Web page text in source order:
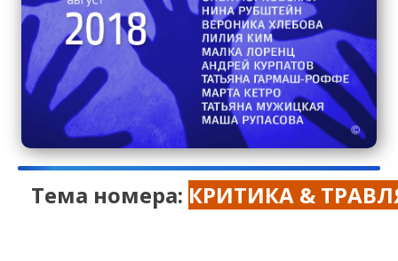
Тема номера: КРИТИКА &